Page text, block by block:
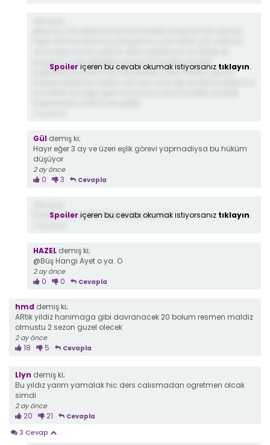
boşanma gerçekleştiği zaman iki tarafta severek
başkalarıyla evlenmek zorundadır yoksa herkes günlük
Spoiler içeren bu cevabı okumak istiyorsanız tıklayın.
Gül demiş ki;
Hayır eğer 3 ay ve üzeri eşlik görevi yapmadiysa bu hüküm
düşüyor
2 ay önce
0 3 Cevapla
Pardon nasıl yani? Öyle birsey mi var ?
Spoiler içeren bu cevabı okumak istiyorsanız tıklayın.
HAZEL demiş ki;
@Büş Hangi Ayet o ya. O
2 ay önce
0 0 Cevapla
hmd demiş ki;
ARtik yildiz hanimaga gibi davranacek 20 bolum resmen maldiz
olmustu 2 sezon guzel olecek
2 ay önce
18 5 Cevapla
Llyn demiş ki;
Bu yıldız yarım yamalak hic ders calısmadan ogretmen olcak
simdi
2 ay önce
20 21 Cevapla
3 Cevap